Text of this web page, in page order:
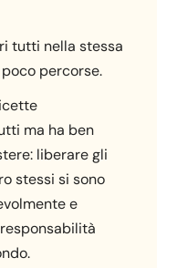
tutti nella stessa
percorse.
ma ha ben
liberare gli
stessi si sono
e